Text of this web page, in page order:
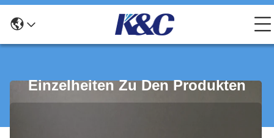
Einzelheiten Zu Den Produkten